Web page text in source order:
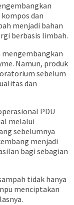
dan
menjadi bahan
berbasis limbah.
mengembangkan
Namun, produk
sebelum
dan
PDU
melalui
sebelumnya
menjadi
bagi sebagian
tidak hanya
menciptakan